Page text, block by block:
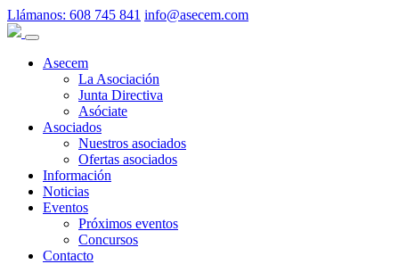
Llámanos: 608 745 841 info@asecem.com
Asecem
La Asociación
Junta Directiva
Asóciate
Asociados
Nuestros asociados
Ofertas asociados
Información
Noticias
Eventos
Próximos eventos
Concursos
Contacto